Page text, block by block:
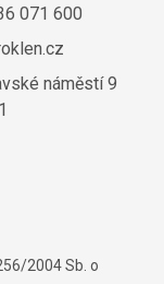
071 600
náměstí 9
2004 Sb. o